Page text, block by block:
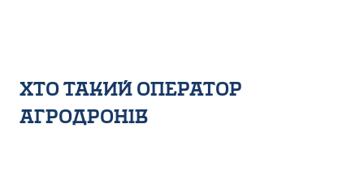
хто такий оператор
агродронів